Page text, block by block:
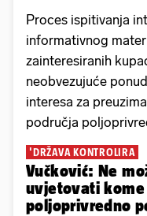
Proces ispitivanja
informativnog
zainteresiranih
neobvezujuće
interesa za
područja
'DRŽAVA KONTROLIRA
Vučković: Ne
uvjetovati kome
poljoprivredno